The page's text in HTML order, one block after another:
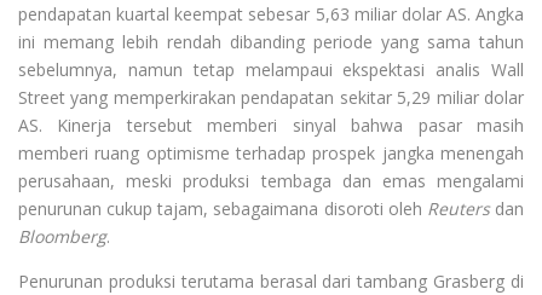
pendapatan kuartal keempat sebesar 5,63 miliar dolar AS. Angka
ini memang lebih rendah dibanding periode yang sama tahun
sebelumnya, namun tetap melampaui ekspektasi analis Wall
Street yang memperkirakan pendapatan sekitar 5,29 miliar dolar
AS. Kinerja tersebut memberi sinyal bahwa pasar masih
memberi ruang optimisme terhadap prospek jangka menengah
perusahaan, meski produksi tembaga dan emas mengalami
penurunan cukup tajam, sebagaimana disoroti oleh Reutersdan
Bloomberg.
Penurunan produksi terutama berasal dari tambang Grasberg di